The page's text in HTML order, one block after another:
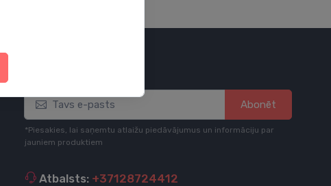
Abonēt
*Piesakies, lai saņemtu atlaižu piedāvājumus un informāciju par
jauniem produktiem
Atbalsts: +37128724412